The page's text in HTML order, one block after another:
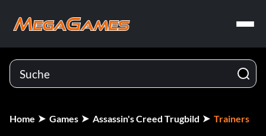
Home Games Assassin's Creed Trugbild Trainers